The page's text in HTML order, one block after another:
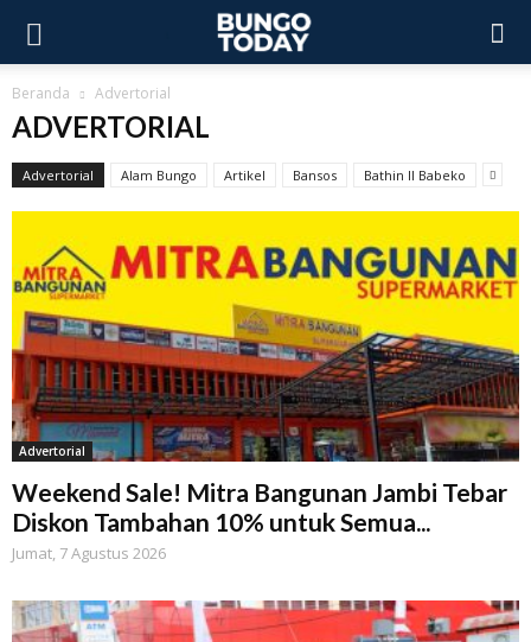
Beranda Advertorial
ADVERTORIAL
Advertorial Alam Bungo Artikel Bansos Bathin II Babeko
Advertorial
Weekend Sale! Mitra Bangunan Jambi Tebar
Diskon Tambahan 10% untuk Semua...
Jumat, 7 Agustus 2026